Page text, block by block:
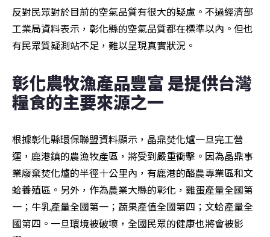
反對民眾對於目前的空氣品質有很大的疑慮。不過經濟部
工業局資料表示，彰化縣的空氣品質都在標準以內。但也
有民眾質疑測站不足，難以呈現真實狀況。
彰化農牧漁產品豐富 是提供台灣
糧食的主要來源之一
根據彰化縣環保聯盟資料顯示，晶鼎焚化爐一旦完工營
運，鹿港鎮的農漁牧產區，將受到嚴重衝擊。因為晶鼎事
業廢棄焚化爐的半徑十公里內，有鹿港的酪農專業區和文
蛤養殖區。另外，作為農業大縣的彰化，雞蛋產量全國第
一；牛乳產量全國第一；蔬果產值全國第四；文蛤產量全
國第四。一旦環境被破壞，全國民眾的健康也將會被影